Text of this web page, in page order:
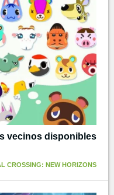
vecinos disponibles
CROSSING: NEW HORIZONS